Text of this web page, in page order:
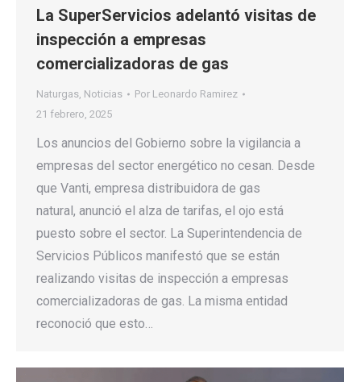
La SuperServicios adelantó visitas de
inspección a empresas
comercializadoras de gas
Naturgas, Noticias Por Leonardo Ramirez
21 febrero, 2025
Los anuncios del Gobierno sobre la vigilancia a
empresas del sector energético no cesan. Desde
que Vanti, empresa distribuidora de gas
natural, anunció el alza de tarifas, el ojo está
puesto sobre el sector. La Superintendencia de
Servicios Públicos manifestó que se están
realizando visitas de inspección a empresas
comercializadoras de gas. La misma entidad
reconoció que esto…